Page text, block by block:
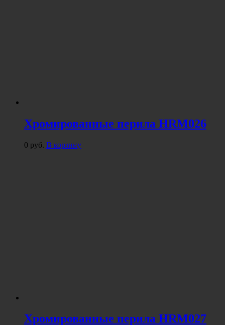
Хромированные перила HRM026
0 руб. В корзину
Хромированные перила HRM027